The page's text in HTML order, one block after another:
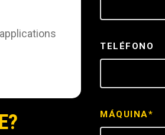
TELÉFONO
MÁQUINA*